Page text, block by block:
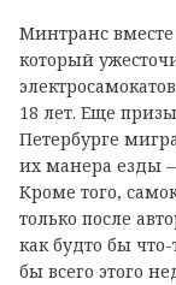
Минтранс
который
18 лет. Еще
Петербурге
их манера езды
Кроме того,
только после
как будто бы
бы всего этого